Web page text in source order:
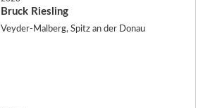
Bruck Riesling
Veyder-Malberg, Spitz an der Donau